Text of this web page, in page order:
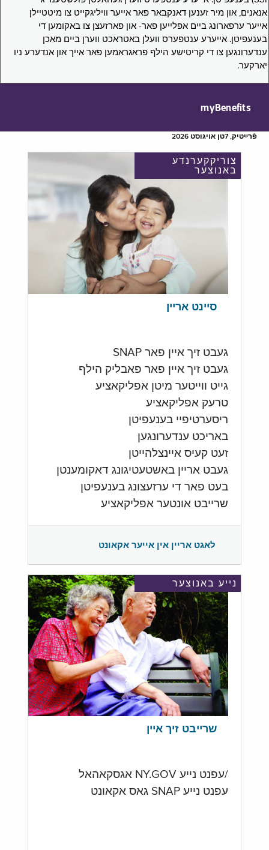
אנאנים, און מיר זענען דאנקבאר פאר אייער וויליגקייט צו מיטטיילן
אייער ערפארונג ביים אפּלייען פאר- און פארזעצן צו באקומען די
בענעפיטן. אייערע ענטפערס וועלן באטראכט ווערן ביים מאכן
ענדערונגען צו די קריטישע הילף פראגראמען פאר אייך און אנדערע ניו
יארקער.
myBenefits
פֿרײַטיק, 7טן אויגוסט 2026
צוריקקערנדע
באנוצער
סיינט אריין
געבט זיך איין פאר SNAP
געבט זיך איין פאר פאבליק הילף
גייט ווייטער מיטן אפליקאציע
טרעק אפליקאציע
ריסערטיפיי בענעפיטן
באריכט ענדערונגען
זעט קעיס איינצלהייטן
געבט אריין באשטעטיגונג דאקומענטן
בעט פאר די ערזעצונג בענעפיטן
שרייבט אונטער אפליקאציע
לאגט אריין אין אייער אקאונט
נייע באנוצער
שרייבט זיך איין
/עפנט נייע NY.GOV אגסקאהאל
עפנט נייע SNAP גאס אקאונט